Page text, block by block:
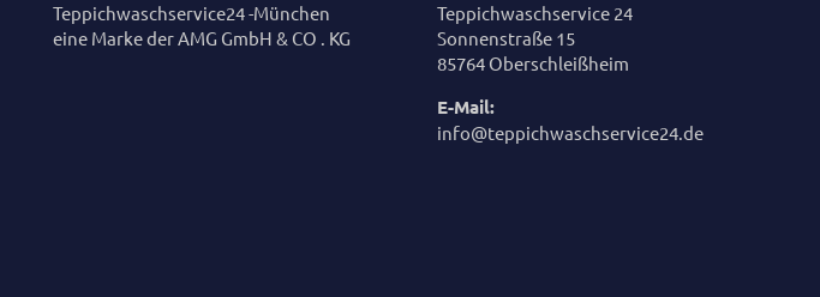
Teppichwaschservice24 -München
eine Marke der AMG GmbH & CO . KG
Teppichwaschservice 24
Sonnenstraße 15
85764 Oberschleißheim
E-Mail:
info@teppichwaschservice24.de